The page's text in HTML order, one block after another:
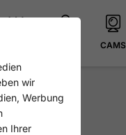
CAMS
wir
Werbung
Ihrer